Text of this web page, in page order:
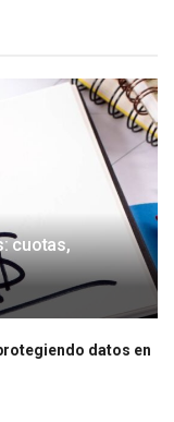
cuotas,
datos en